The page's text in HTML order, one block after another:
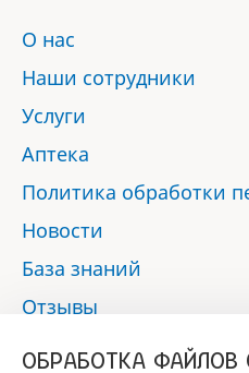
О нас
Наши сотрудники
Услуги
Аптека
Политика обработки
Новости
База знаний
Отзывы
ОБРАБОТКА ФАЙЛОВ